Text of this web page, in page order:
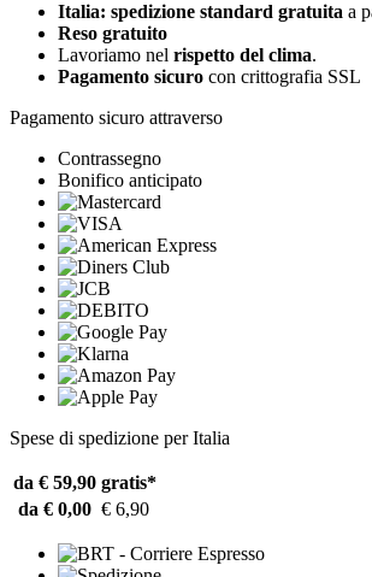
Italia: spedizione standard gratuita a
Reso gratuito
Lavoriamo nel rispetto del clima.
Pagamento sicuro con crittografia SSL
Pagamento sicuro attraverso
Contrassegno
Bonifico anticipato
Spese di spedizione per Italia
da € 59,90 gratis*
da € 0,00 € 6,90